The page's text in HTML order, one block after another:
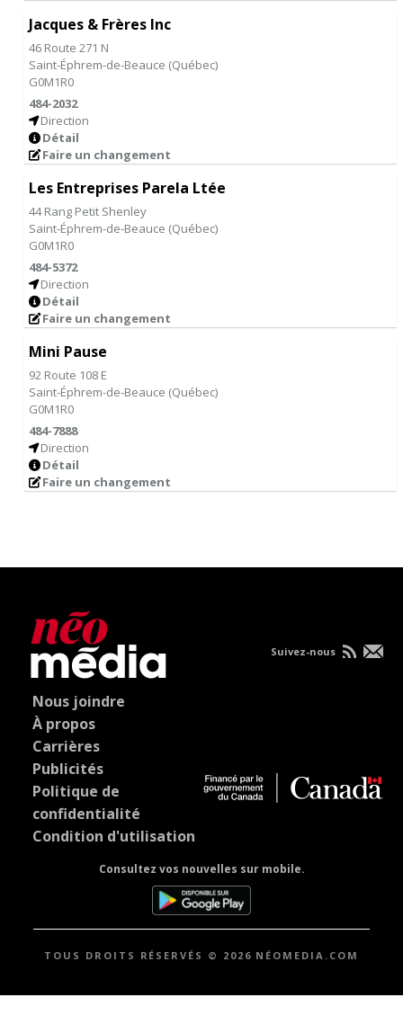
Jacques & Frères Inc
46 Route 271 N
Saint-Éphrem-de-Beauce (Québec)
G0M1R0
484-2032
Direction
Détail
Faire un changement
Les Entreprises Parela Ltée
44 Rang Petit Shenley
Saint-Éphrem-de-Beauce (Québec)
G0M1R0
484-5372
Direction
Détail
Faire un changement
Mini Pause
92 Route 108 E
Saint-Éphrem-de-Beauce (Québec)
G0M1R0
484-7888
Direction
Détail
Faire un changement
Nous joindre
À propos
Carrières
Publicités
Politique de
confidentialité
Condition d'utilisation
Consultez vos nouvelles sur mobile.
Suivez-nous
TOUS DROITS RÉSERVÉS © 2026 NÉOMEDIA.COM